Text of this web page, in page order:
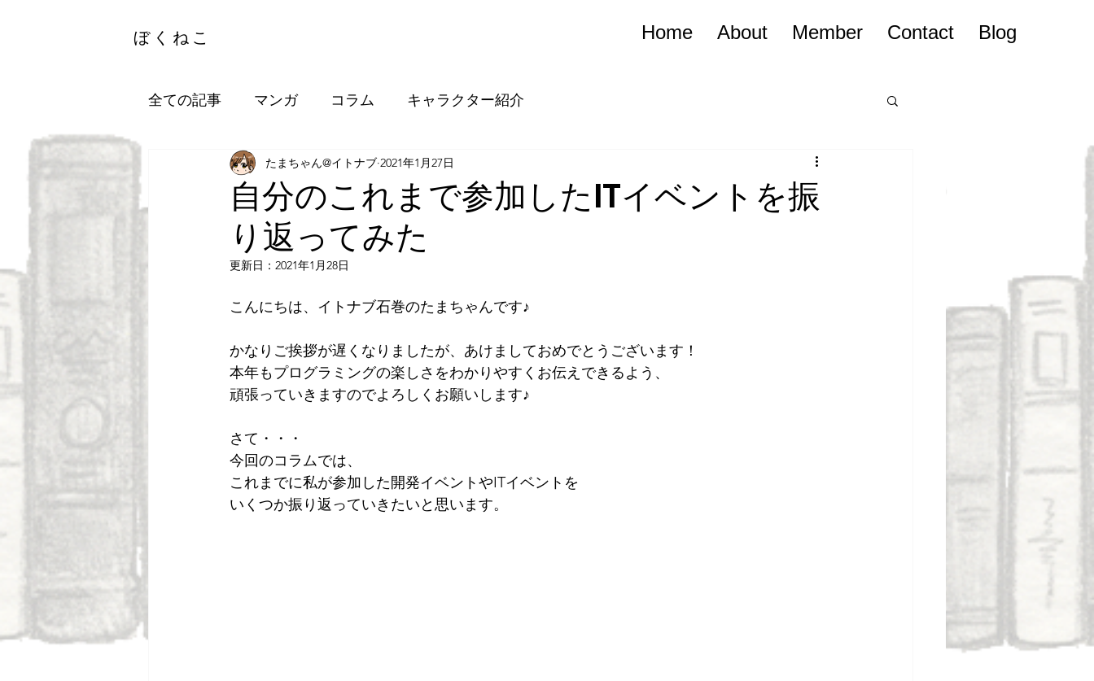
ぼくねこ Home About Member Contact Blog
全ての記事 マンガ コラム キャラクター紹介
自分のこれまで参加したITイベントを振
り返ってみた
たまちゃん@イトナブ 2021年1月27日
更新日： 2021年1月28日
こんにちは、イトナブ石巻のたまちゃんです♪
かなりご挨拶が遅くなりましたが、あけましておめでとうございます！
本年もプログラミングの楽しさをわかりやすくお伝えできるよう、
頑張っていきますのでよろしくお願いします♪
さて・・・
今回のコラムでは、
これまでに私が参加した開発イベントやITイベントを
いくつか振り返っていきたいと思います。